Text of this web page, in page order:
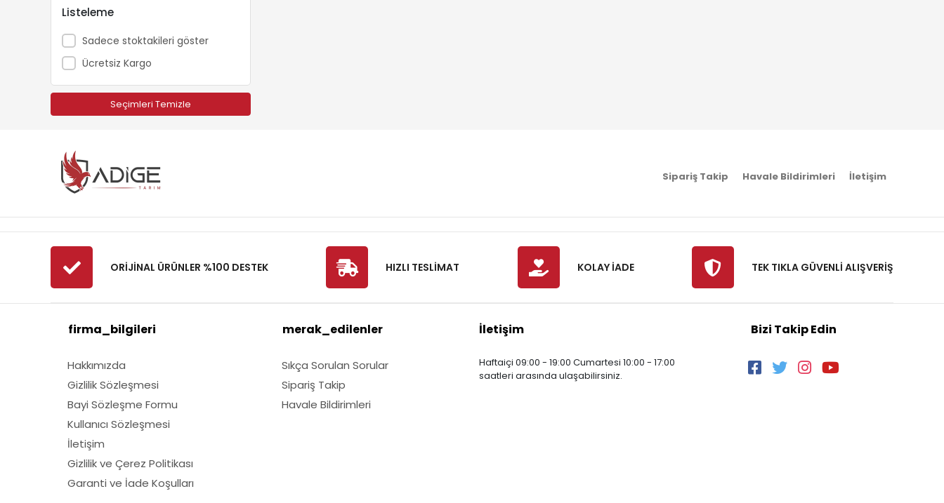
Bursa Tohum
Carlton
Catpower
Cifarelli
Dakkin
Energy
Fibrodem
First
Fırtına
Fıskars
GMT
Husqvarna
Lubex
Marmara
Nylgrass
Oleomac
Listeleme
Sadece stoktakileri göster
Ücretsiz Kargo
Seçimleri Temizle
Sipariş Takip Havale Bildirimleri İletişim
ORİJİNAL ÜRÜNLER %100 DESTEK HIZLI TESLİMAT KOLAY İADE TEK TIKLA GÜVENLİ ALIŞVERİŞ
firma_bilgileri
Hakkımızda
Gizlilik Sözleşmesi
Bayi Sözleşme Formu
Kullanıcı Sözleşmesi
İletişim
Gizlilik ve Çerez Politikası
Garanti ve İade Koşulları
merak_edilenler
Sıkça Sorulan Sorular
Sipariş Takip
Havale Bildirimleri
İletişim
Haftaiçi 09:00 - 19:00 Cumartesi 10:00 - 17:00
saatleri arasında ulaşabilirsiniz.
Bizi Takip Edin